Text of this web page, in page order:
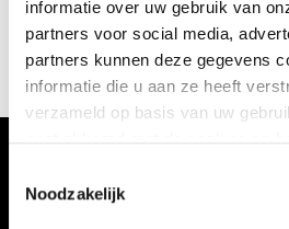
informatie over uw gebruik van
partners voor social media,
partners kunnen deze gegevens
informatie die u aan ze heeft
verzameld op basis van uw
Noodzakelijk
Massaal hingen mensen een wit shirt
hart voor de ramen om hun steun te
belangrijke beroep eigenlijk ontstaan?
VERHALEN